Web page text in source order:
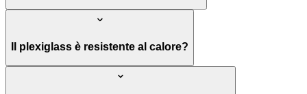
Il plexiglass è resistente al calore?